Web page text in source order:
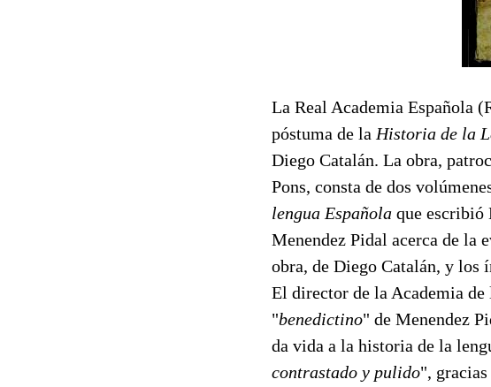
La Real Academia Española
póstuma de la Historia de la
Diego Catalán. La obra,
Pons, consta de dos
lengua Española que escribió
Menendez Pidal acerca de la
obra, de Diego Catalán, y los
El director de la Academia
"benedictino" de Menendez
da vida a la historia de la
contrastado y pulido",